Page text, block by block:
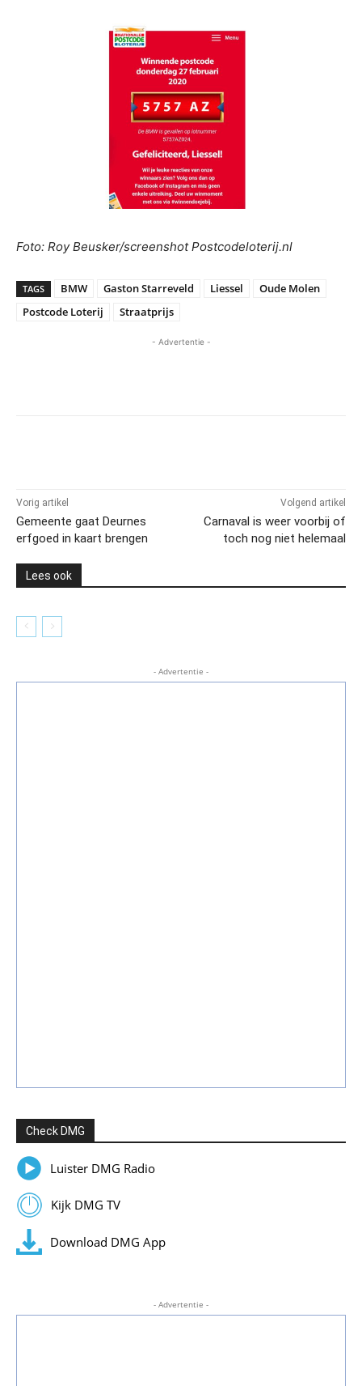
Foto: Roy Beusker/screenshot Postcodeloterij.nl
TAGS BMW Gaston Starreveld Liessel
Oude Molen
Postcode Loterij
Straatprijs
- Advertentie -
Vorig artikel
Gemeente gaat Deurnes
erfgoed in kaart brengen
Volgend artikel
Carnaval is weer voorbij of
toch nog niet helemaal
Lees ook
- Advertentie -
Check DMG
Luister DMG Radio
Kijk DMG TV
Download DMG App
- Advertentie -